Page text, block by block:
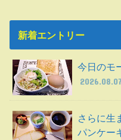
新着エントリー
今日のモ
さらに生
パンケー